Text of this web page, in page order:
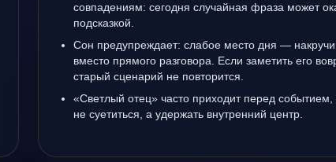
совпадениям: сегодня случайная фраза может
подсказкой.
Сон предупреждает: слабое место дня —
вместо прямого разговора. Если заметить его
старый сценарий не повторится.
«Светлый отец» часто приходит перед событием,
не суетиться, а удержать внутренний центр.